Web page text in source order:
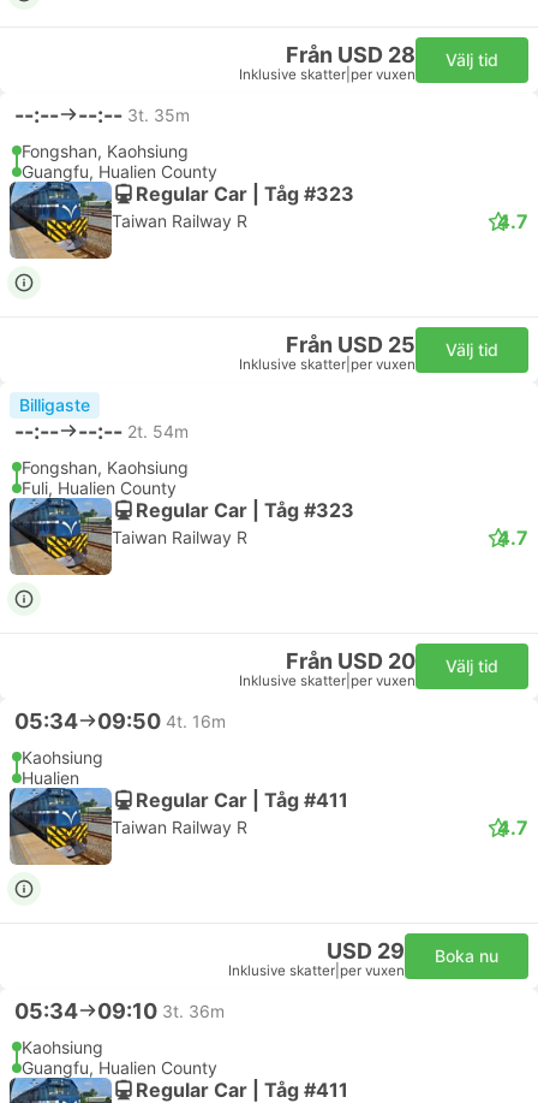
Från USD 28
Inklusive skatter per vuxen
Välj tid
--:-- --:-- 3t. 35m
Fongshan, Kaohsiung
Guangfu, Hualien County
Regular Car | Tåg #323
Taiwan Railway R 4.7
Från USD 25
Inklusive skatter per vuxen
Välj tid
Billigaste
--:-- --:-- 2t. 54m
Fongshan, Kaohsiung
Fuli, Hualien County
Regular Car | Tåg #323
Taiwan Railway R 4.7
Från USD 20
Inklusive skatter per vuxen
Välj tid
05:34 09:50 4t. 16m
Kaohsiung
Hualien
Regular Car | Tåg #411
Taiwan Railway R 4.7
USD 29
Inklusive skatter per vuxen
Boka nu
05:34 09:10 3t. 36m
Kaohsiung
Guangfu, Hualien County
Regular Car | Tåg #411